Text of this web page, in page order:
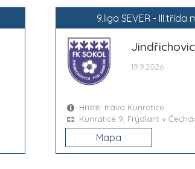
9.liga SEVER - III.třída
19.9.2026
Hřiště: tráva Kunratice
Kunratice 9, Frýdlant v
Mapa